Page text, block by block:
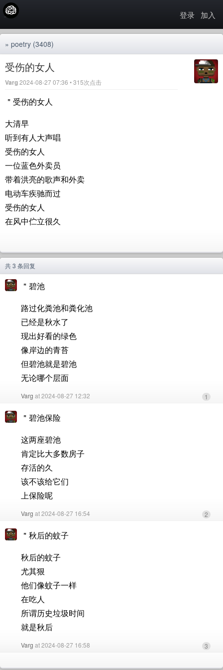
登录 加入
» poetry (3408)
受伤的女人
Varg2024-08-27 07:36 • 315次点击
＂受伤的女人
大清早
听到有人大声唱
受伤的女人
一位蓝色外卖员
带着洪亮的歌声和外卖
电动车疾驰而过
受伤的女人
在风中伫立很久
共 3 条回复
＂碧池
路过化粪池和粪化池
已经是秋水了
现出好看的绿色
像岸边的青苔
但碧池就是碧池
无论哪个层面
Varg at 2024-08-27 12:32 1
＂碧池保险
这两座碧池
肯定比大多数房子
存活的久
该不该给它们
上保险呢
Varg at 2024-08-27 16:54 2
＂秋后的蚊子
秋后的蚊子
尤其狠
他们像蚊子一样
在吃人
所谓历史垃圾时间
就是秋后
Varg at 2024-08-27 16:58 3